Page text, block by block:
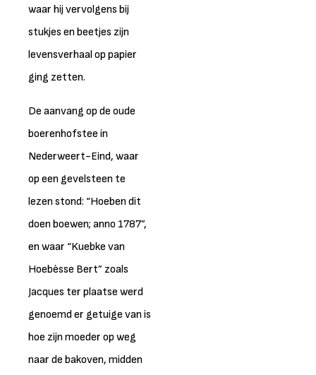
waar hij vervolgens bij
stukjes en beetjes zijn
levensverhaal op papier
ging zetten.
De aanvang op de oude
boerenhofstee in
Nederweert-Eind, waar
op een gevelsteen te
lezen stond: “Hoeben dit
doen boewen; anno 1787”,
en waar “Kuebke van
Hoebèsse Bert” zoals
Jacques ter plaatse werd
genoemd er getuige van is
hoe zijn moeder op weg
naar de bakoven, midden